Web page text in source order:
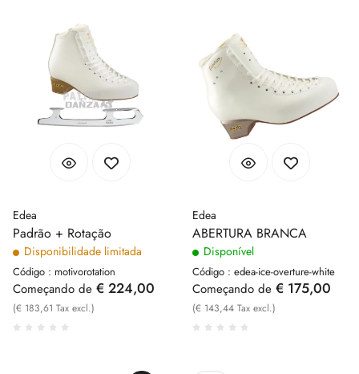
Edea
Padrão + Rotação
Disponibilidade limitada
Código : motivorotation
Começando de € 224,00
(€ 183,61 Tax excl.)
Edea
ABERTURA BRANCA
Disponível
Código : edea-ice-overture-white
Começando de € 175,00
(€ 143,44 Tax excl.)